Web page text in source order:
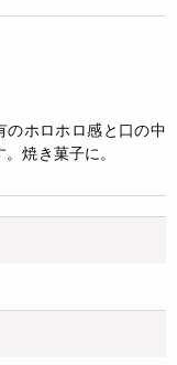
ホロホロ感と口の中
焼き菓子に。